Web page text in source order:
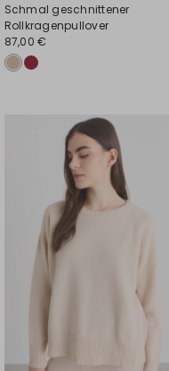
Schmal geschnittener
Rollkragenpullover
87,00 €